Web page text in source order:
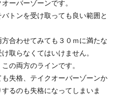
ーバーゾーンです。
トンを受け取っても良い範囲と
合わせてみても３０ｍに満たな
取らなくてはいけません。
の両方のラインです。
失格、テイクオーバーゾーンか
るのも失格になってしまいま